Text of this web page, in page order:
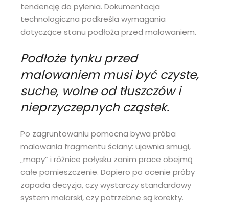
tendencję do pylenia. Dokumentacja
technologiczna podkreśla wymagania
dotyczące stanu podłoża przed malowaniem.
Podłoże tynku przed
malowaniem musi być czyste,
suche, wolne od tłuszczów i
nieprzyczepnych cząstek.
Po zagruntowaniu pomocna bywa próba
malowania fragmentu ściany: ujawnia smugi,
„mapy” i różnice połysku zanim prace obejmą
całe pomieszczenie. Dopiero po ocenie próby
zapada decyzja, czy wystarczy standardowy
system malarski, czy potrzebne są korekty.